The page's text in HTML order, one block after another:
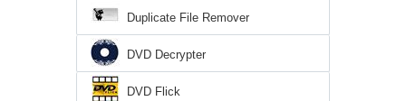
Duplicate File Remover
DVD Decrypter
DVD Flick